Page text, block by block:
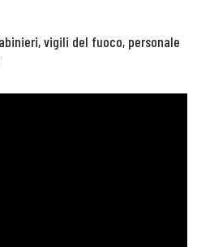
vigili del fuoco, personale